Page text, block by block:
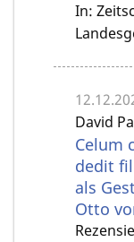
In:
David
Celum
dedit
als
Otto